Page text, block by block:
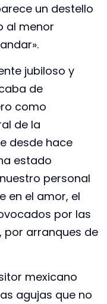
un destello
al menor
jubiloso y
de
como
de la
desde hace
estado
personal
en el amor, el
por las
por arranques de
mexicano
agujas que no